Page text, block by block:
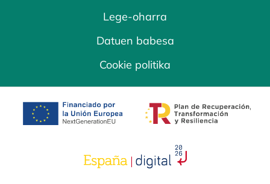
Lege-oharra
Datuen babesa
Cookie politika
opens in a new tab opens in a new
opens in a new tab